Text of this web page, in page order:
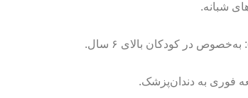
شبانه.
: به‌خصوص در کودکان بالای ۶ سال.
فوری به دندان‌پزشک.